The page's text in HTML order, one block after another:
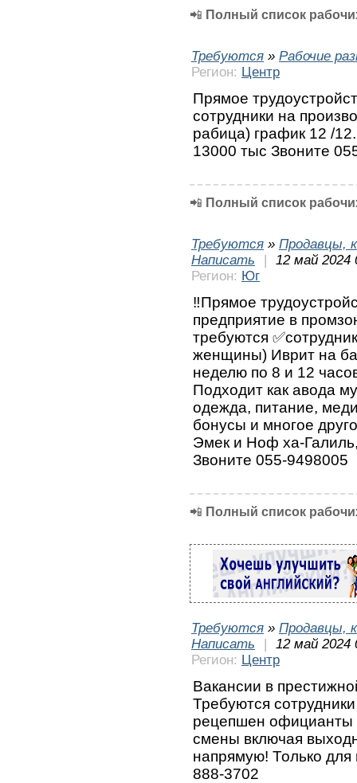
📲 Полный список
Требуются » Рабочие
Регион: Центр
Прямое
сотрудники на
рабица) график 12 /
13000 тыс Звоните
📲 Полный список
Требуются » Продавцы,
Написать
|
12 май 2024
Регион: Юг
‼️Прямое
предприятие в
требуются
женщины) Иврит на
неделю по 8 и 12
Подходит как авода
одежда, питание,
бонусы и многое
Эмек и Ноф ха-
Звоните 055-9498005
📲 Полный список
Требуются » Продавцы,
Написать
|
12 май 2024
Регион: Центр
Вакансии в
Требуются
рецепшен официанты
смены включая
напрямую! Только
888-3702